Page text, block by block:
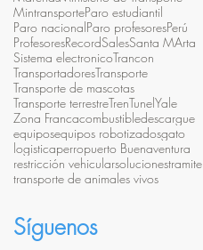
MintransporteParo estudiantil
Paro nacionalParo profesoresPerú
ProfesoresRecordSalesSanta MArta
Sistema electronicoTrancon
TransportadoresTransporte
Transporte de mascotas
Transporte terrestreTrenTunelYale
Zona Francacombustibledescargue
equiposequipos robotizadosgato
logisticaperropuerto Buenaventura
restricción vehicularsolucionestramite
transporte de animales vivos
Síguenos